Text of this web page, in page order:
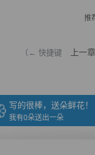
推
（← 快捷键 上一章
写的很棒，送朵鲜花！
我有0朵送出一朵